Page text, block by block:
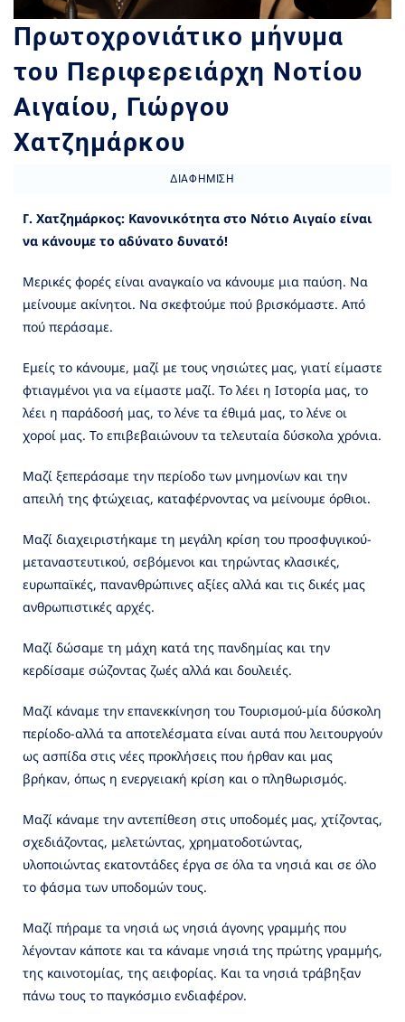
Πρωτοχρονιάτικο μήνυμα
του Περιφερειάρχη Νοτίου
Αιγαίου, Γιώργου
Χατζημάρκου
ΔΙΑΦΉΜΙΣΗ
Γ. Χατζημάρκος: Κανονικότητα στο Νότιο Αιγαίο είναι
να κάνουμε το αδύνατο δυνατό!
Μερικές φορές είναι αναγκαίο να κάνουμε μια παύση. Να
μείνουμε ακίνητοι. Να σκεφτούμε πού βρισκόμαστε. Από
πού περάσαμε.
Εμείς το κάνουμε, μαζί με τους νησιώτες μας, γιατί είμαστε
φτιαγμένοι για να είμαστε μαζί. Το λέει η Ιστορία μας, το
λέει η παράδοσή μας, το λένε τα έθιμά μας, το λένε οι
χοροί μας. Το επιβεβαιώνουν τα τελευταία δύσκολα χρόνια.
Μαζί ξεπεράσαμε την περίοδο των μνημονίων και την
απειλή της φτώχειας, καταφέρνοντας να μείνουμε όρθιοι.
Μαζί διαχειριστήκαμε τη μεγάλη κρίση του προσφυγικού-
μεταναστευτικού, σεβόμενοι και τηρώντας κλασικές,
ευρωπαϊκές, πανανθρώπινες αξίες αλλά και τις δικές μας
ανθρωπιστικές αρχές.
Μαζί δώσαμε τη μάχη κατά της πανδημίας και την
κερδίσαμε σώζοντας ζωές αλλά και δουλειές.
Μαζί κάναμε την επανεκκίνηση του Τουρισμού-μία δύσκολη
περίοδο-αλλά τα αποτελέσματα είναι αυτά που λειτουργούν
ως ασπίδα στις νέες προκλήσεις που ήρθαν και μας
βρήκαν, όπως η ενεργειακή κρίση και ο πληθωρισμός.
Μαζί κάναμε την αντεπίθεση στις υποδομές μας, χτίζοντας,
σχεδιάζοντας, μελετώντας, χρηματοδοτώντας,
υλοποιώντας εκατοντάδες έργα σε όλα τα νησιά και σε όλο
το φάσμα των υποδομών τους.
Μαζί πήραμε τα νησιά ως νησιά άγονης γραμμής που
λέγονταν κάποτε και τα κάναμε νησιά της πρώτης γραμμής,
της καινοτομίας, της αειφορίας. Και τα νησιά τράβηξαν
πάνω τους το παγκόσμιο ενδιαφέρον.